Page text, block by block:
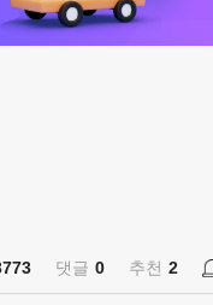
댓글 0 추천 2